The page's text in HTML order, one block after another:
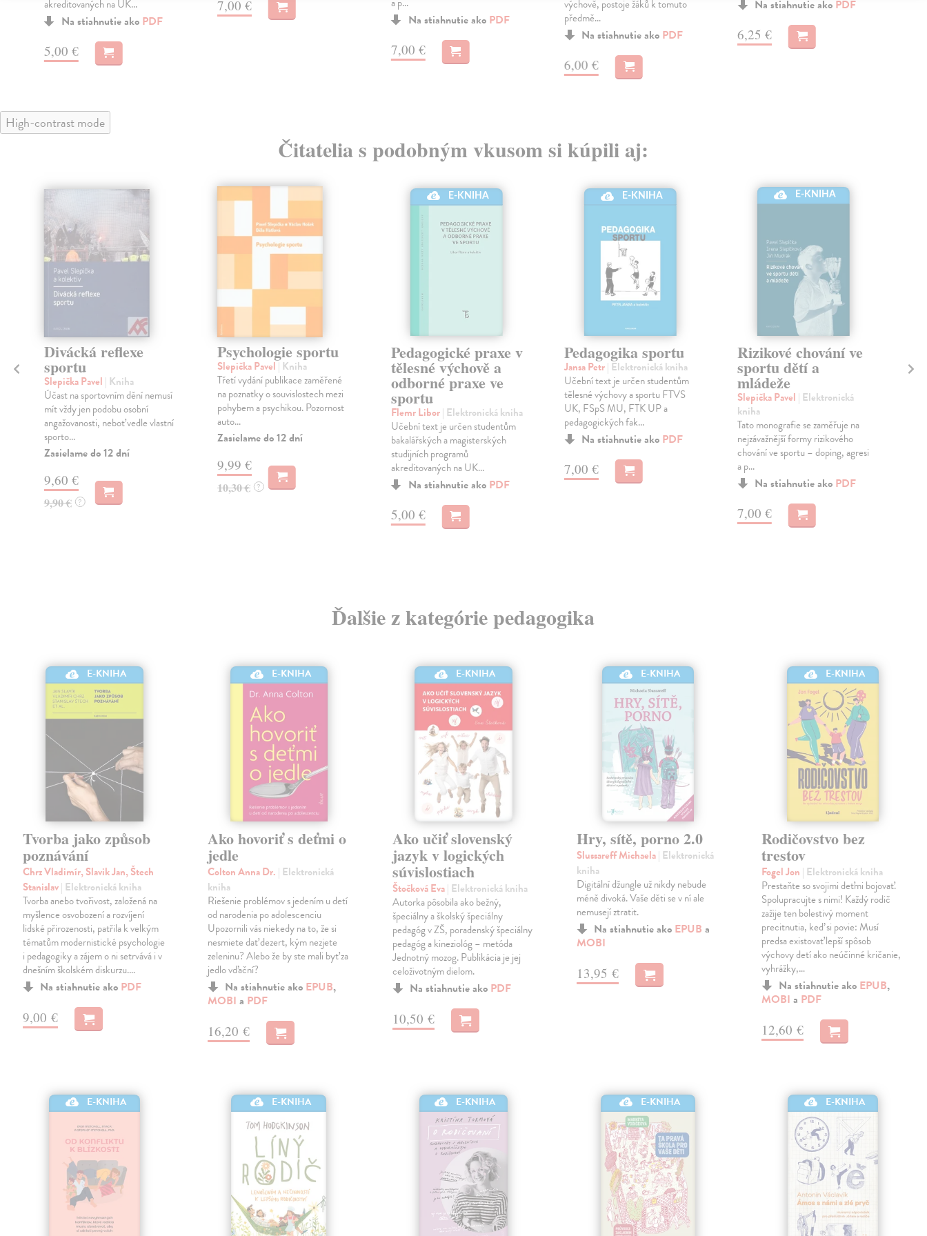
akreditovaných na UK...
Na stiahnutie ako PDF
5,00 €
7,00 €
Na stiahnutie ako PDF
7,00 €
výchově, postoje žáků k tomuto
předmě...
Na stiahnutie ako PDF
6,00 €
Na stiahnutie ako PDF
6,25 €
High-contrast mode
Čitatelia s podobným vkusom si kúpili aj:
Divácká reflexe
sportu
Slepička Pavel | Kniha
Účast na sportovním dění nemusí
mít vždy jen podobu osobní
angažovanosti, neboť vedle vlastní
sporto...
Zasielame do 12 dní
9,60 €
9,90 € ?
Psychologie sportu
Slepička Pavel | Kniha
Třetí vydání publikace zaměřené
na poznatky o souvislostech mezi
pohybem a psychikou. Pozornost
auto...
Zasielame do 12 dní
9,99 €
10,30 € ?
E-KNIHA
Pedagogické praxe v
tělesné výchově a
odborné praxe ve
sportu
Flemr Libor| Elektronická kniha
Učební text je určen studentům
bakalářských a magisterských
studijních programů
akreditovaných na UK...
Na stiahnutie ako PDF
5,00 €
E-KNIHA
Pedagogika sportu
Jansa Petr| Elektronická kniha
Učební text je určen studentům
tělesné výchovy a sportu FTVS
UK, FSpS MU, FTK UP a
pedagogických fak...
Na stiahnutie ako PDF
7,00 €
E-KNIHA
Rizikové chování ve
sportu dětí a
mládeže
Slepička Pavel | Elektronická
kniha
Tato monografie se zaměřuje na
nejzávažnější formy rizikového
chování ve sportu – doping, agresi
a p...
Na stiahnutie ako PDF
7,00 €
Ďalšie z kategórie pedagogika
E-KNIHA
Tvorba jako způsob
poznávání
Chrz Vladimír, Slavik Jan, Štech
Stanislav| Elektronická kniha
Tvorba anebo tvořivost, založená na
myšlence osvobození a rozvíjení
lidské přirozenosti, patřila k velkým
tématům modernistické psychologie
i pedagogiky a zájem o ni setrvává i v
dnešním školském diskurzu.…
Na stiahnutie ako PDF
9,00 €
E-KNIHA
Ako hovoriť s deťmi o
jedle
Colton Anna Dr. | Elektronická
kniha
Riešenie problémov s jedením u detí
od narodenia po adolescenciu
Upozornili vás niekedy na to, že si
nesmiete dať dezert, kým nezjete
zeleninu? Alebo že by ste mali byť za
jedlo vďační?
Na stiahnutie ako EPUB,
MOBI a PDF
16,20 €
E-KNIHA
Ako učiť slovenský
jazyk v logických
súvislostiach
Štočková Eva| Elektronická kniha
Autorka pôsobila ako bežný,
špeciálny a školský špeciálny
pedagóg v ZŠ, poradenský špeciálny
pedagóg a kineziológ – metóda
Jednotný mozog. Publikácia je jej
celoživotným dielom.
Na stiahnutie ako PDF
10,50 €
E-KNIHA
Hry, sítě, porno 2.0
Slussareff Michaela| Elektronická
kniha
Digitální džungle už nikdy nebude
méně divoká. Vaše děti se v ní ale
nemusejí ztratit.
Na stiahnutie ako EPUB a
MOBI
13,95 €
E-KNIHA
Rodičovstvo bez
trestov
Fogel Jon | Elektronická kniha
Prestaňte so svojimi deťmi bojovať.
Spolupracujte s nimi! Každý rodič
zažije ten bolestivý moment
precitnutia, keď si povie: Musí
predsa existovať lepší spôsob
výchovy detí ako neúčinné kričanie,
vyhrážky,…
Na stiahnutie ako EPUB,
MOBI a PDF
12,60 €
E-KNIHA E-KNIHA E-KNIHA E-KNIHA E-KNIHA